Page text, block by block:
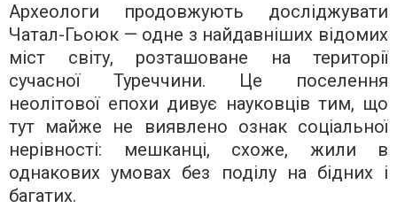
Археологи продовжують досліджувати
Чатал-Гьоюк — одне з найдавніших відомих
міст світу, розташоване на території
сучасної Туреччини. Це поселення
неолітової епохи дивує науковців тим, що
тут майже не виявлено ознак соціальної
нерівності: мешканці, схоже, жили в
однакових умовах без поділу на бідних і
багатих.